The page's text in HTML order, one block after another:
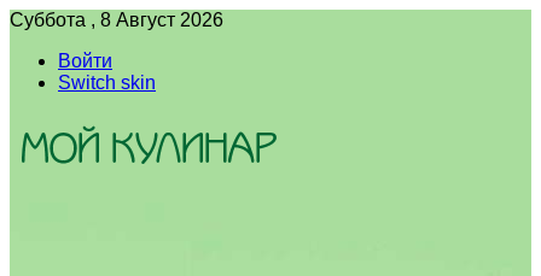
Суббота , 8 Август 2026
Войти
Switch skin